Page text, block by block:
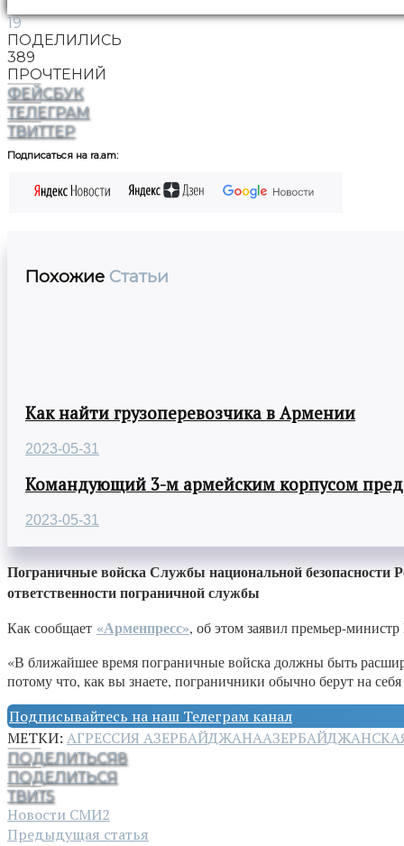
19
ПОДЕЛИЛИСЬ
389
ПРОЧТЕНИЙ
ФЕЙСБУК
ТЕЛЕГРАМ
ТВИТТЕР
Подписаться на ra.am:
Похожие Статьи
Как найти грузоперевозчика в Армении
2023-05-31
Командующий 3-м армейским корпусом
2023-05-31
Пограничные войска Службы национальной
ответственности пограничной службы
Как сообщает «Арменпресс», об этом заявил премьер-
«В ближайшее время пограничные войска должны быть
потому что, как вы знаете, пограничники обычно берут на
Подписывайтесь на наш Телеграм канал
МЕТКИ: АГРЕССИЯ АЗЕРБАЙДЖАНА
ПОДЕЛИТЬСЯ8
ПОДЕЛИТЬСЯ
ТВИТ5
Новости СМИ2
Предыдущая статья